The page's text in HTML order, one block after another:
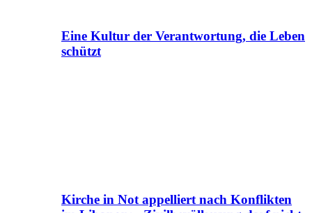
Eine Kultur der Verantwortung, die Leben
schützt
Kirche in Not appelliert nach Konflikten